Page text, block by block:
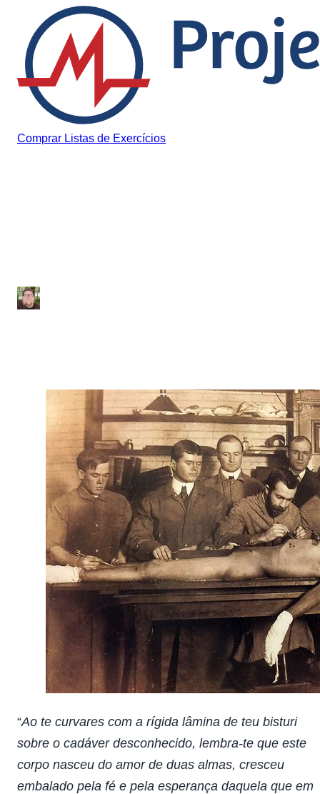
Pular para o conteúdo
Comprar Listas de Exercícios
“Ao te curvares com a rígida lâmina de teu bisturi
sobre o cadáver desconhecido, lembra-te que este
corpo nasceu do amor de duas almas, cresceu
embalado pela fé e pela esperança daquela que em